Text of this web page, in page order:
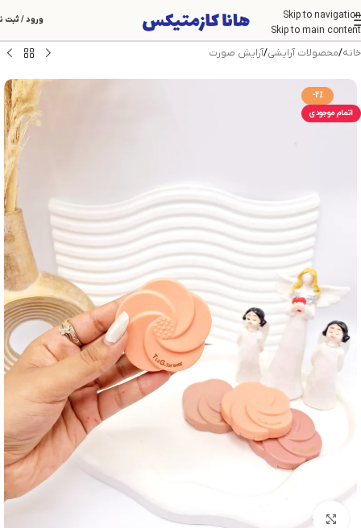
Skip to navigation
Skip to main content
ورود / ثبت
خانه/محصولات آرایشی/آرایش صورت
-2%
اتمام موجودی
بزرگنمایی تصویر